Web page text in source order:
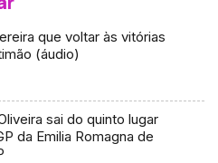
que voltar às vitórias
(áudio)
sai do quinto lugar
da Emilia Romagna de